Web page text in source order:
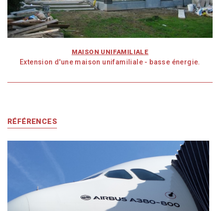
MAISON UNIFAMILIALE
Extension d'une maison unifamiliale - basse énergie.
RÉFÉRENCES